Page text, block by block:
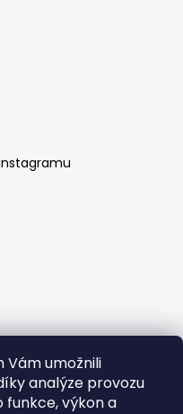
Vám umožnili
analýze provozu
funkce, výkon a
zboží)